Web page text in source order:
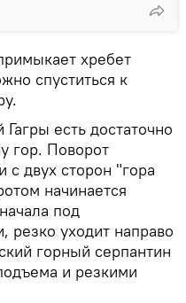
хребет
спуститься к
Гагры есть достаточно
гор. Поворот
с двух сторон "гора
начинается
под
уходит направо
горный серпантин
и резкими